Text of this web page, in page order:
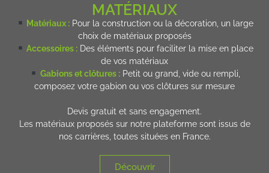
MATÉRIAUX
Matériaux : Pour la construction ou la décoration, un large
choix de matériaux proposés
Accessoires : Des éléments pour faciliter la mise en place
de vos matériaux
Gabions et clôtures :Petit ou grand, vide ou rempli,
composez votre gabion ou vos clôtures sur mesure
Devis gratuit et sans engagement.
Les matériaux proposés sur notre plateforme sont issus de
nos carrières, toutes situées en France.
Découvrir